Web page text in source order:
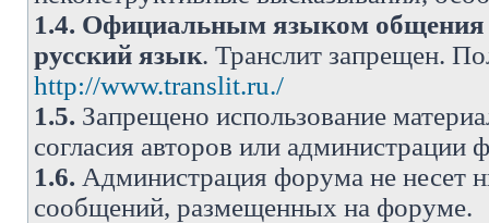
1.4. Официальным языком общения
русский язык. Транслит запрещен.
http://www.translit.ru./
1.5. Запрещено использование
согласия авторов или администрации
1.6. Администрация форума не несет
сообщений, размещенных на форуме.